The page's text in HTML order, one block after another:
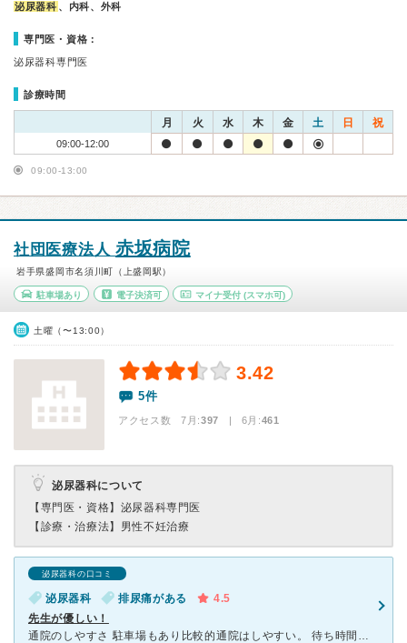
泌尿器科 、内科、外科
専門医・資格：
泌尿器科専門医
診療時間
月 火 水 木 金 土 日 祝
09:00-12:00
09:00-13:00
社団医療法人 赤坂病院
岩手県盛岡市名須川町（上盛岡駅）
駐車場あり 電子決済可 マイナ受付 (スマホ可)
土曜（〜13:00）
3.42
5件
アクセス数 7月:397 | 6月:461
泌尿器科について
【専門医・資格】 泌尿器科専門医
【診療・治療法】 男性不妊治療
泌尿器科の口コミ
泌尿器科 排尿痛がある
4.5
先生が優しい！
通院のしやすさ 駐車場もあり比較的通院はしやすい。 待ち時間 30分程度でマンガ(クレヨンしんちゃんなど)があり、時間は潰せる。 受付・スタッフ対応 対応が素早く、とてもよかった。